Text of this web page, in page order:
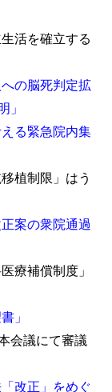
活を確立する
の脳死判定拡
」
える緊急院内集
植制限」はう
正案の衆院通過
療補償制度」
」
会議にて審議
「改正」をめぐ